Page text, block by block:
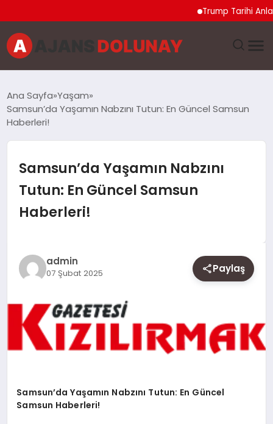
Trump Tarihi
EĞITIM
GÜNCEL
SAĞLIK
SIYASET
SPOR
Ana Sayfa Yaşam
Samsun’da Yaşamın Nabzını Tutun: En Güncel Samsun
Haberleri!
Samsun’da Yaşamın Nabzını
Tutun: En Güncel Samsun
Haberleri!
admin
07 Şubat 2025 Paylaş
Samsun’da Yaşamın Nabzını Tutun: En Güncel
Samsun Haberleri!